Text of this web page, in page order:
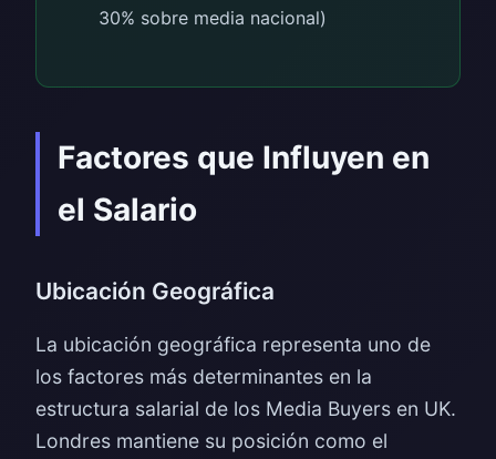
30% sobre media nacional)
Factores que Influyen en
el Salario
Ubicación Geográfica
La ubicación geográfica representa uno de
los factores más determinantes en la
estructura salarial de los Media Buyers en UK.
Londres mantiene su posición como el